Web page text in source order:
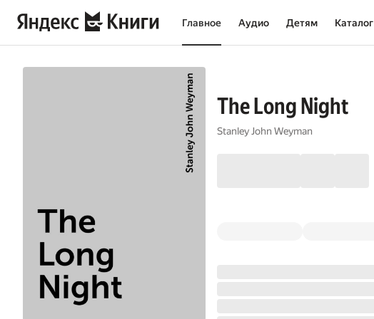
Главное Аудио Детям Каталог
The Long Night
Stanley John Weyman